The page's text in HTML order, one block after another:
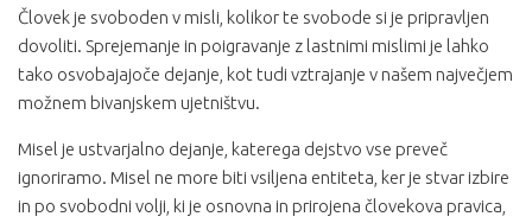
Človek je svoboden v misli, kolikor te svobode si je pripravljen
dovoliti. Sprejemanje in poigravanje z lastnimi mislimi je lahko
tako osvobajajoče dejanje, kot tudi vztrajanje v našem največjem
možnem bivanjskem ujetništvu.
Misel je ustvarjalno dejanje, katerega dejstvo vse preveč
ignoriramo. Misel ne more biti vsiljena entiteta, ker je stvar izbire
in po svobodni volji, ki je osnovna in prirojena človekova pravica,